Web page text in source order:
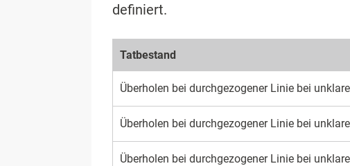
definiert.
Tatbestand
Überholen bei durchgezogener Linie bei
Überholen bei durchgezogener Linie bei
Überholen bei durchgezogener Linie bei